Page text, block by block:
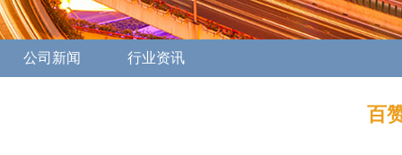
公司新闻 行业资讯
百